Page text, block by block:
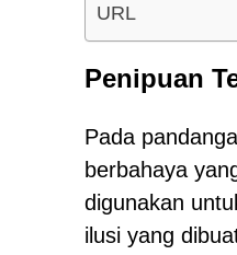
URL
Penipuan
Pada
berbahaya
digunakan
ilusi yang